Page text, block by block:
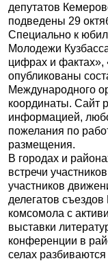
депутатов
подведены 29
Специально к
Молодежи
цифрах и фактах»,
опубликованы
Международного
координаты. Сайт
информацией,
пожелания по
размещения.
В городах и
встречи
участников
делегатов
комсомола с
выставки
конференции в
селах